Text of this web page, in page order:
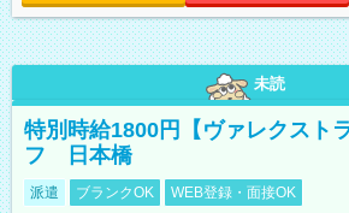
未読
特別時給1800円【ヴァレクスト
フ 日本橋
派遣 ブランクOK WEB登録・面接OK